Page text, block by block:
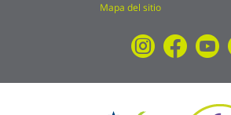
Mapa del sitio